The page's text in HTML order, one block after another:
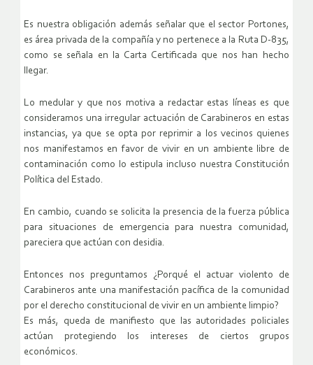
Es nuestra obligación además señalar que el sector Portones,
es área privada de la compañía y no pertenece a la Ruta D-835,
como se señala en la Carta Certificada que nos han hecho
llegar.
Lo medular y que nos motiva a redactar estas líneas es que
consideramos una irregular actuación de Carabineros en estas
instancias, ya que se opta por reprimir a los vecinos quienes
nos manifestamos en favor de vivir en un ambiente libre de
contaminación como lo estipula incluso nuestra Constitución
Política del Estado.
En cambio, cuando se solicita la presencia de la fuerza pública
para situaciones de emergencia para nuestra comunidad,
pareciera que actúan con desidia.
Entonces nos preguntamos ¿Porqué el actuar violento de
Carabineros ante una manifestación pacífica de la comunidad
por el derecho constitucional de vivir en un ambiente limpio?
Es más, queda de manifiesto que las autoridades policiales
actúan protegiendo los intereses de ciertos grupos
económicos.